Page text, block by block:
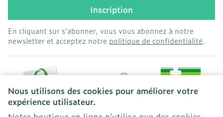
Nous utilisons des cookies pour améliorer votre
expérience utilisateur.
Inscription
En cliquant sur s'abonner, vous vous abonnez à notre
newsletter et acceptez notre politique de confidentialité.